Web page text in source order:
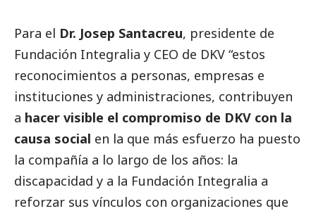
Para el Dr. Josep Santacreu, presidente de
Fundación Integralia y CEO de DKV “estos
reconocimientos a personas, empresas e
instituciones y administraciones, contribuyen
a hacer visible el compromiso de DKV con la
causa social en la que más esfuerzo ha puesto
la compañía a lo largo de los años: la
discapacidad y a la Fundación Integralia a
reforzar sus vínculos con organizaciones que